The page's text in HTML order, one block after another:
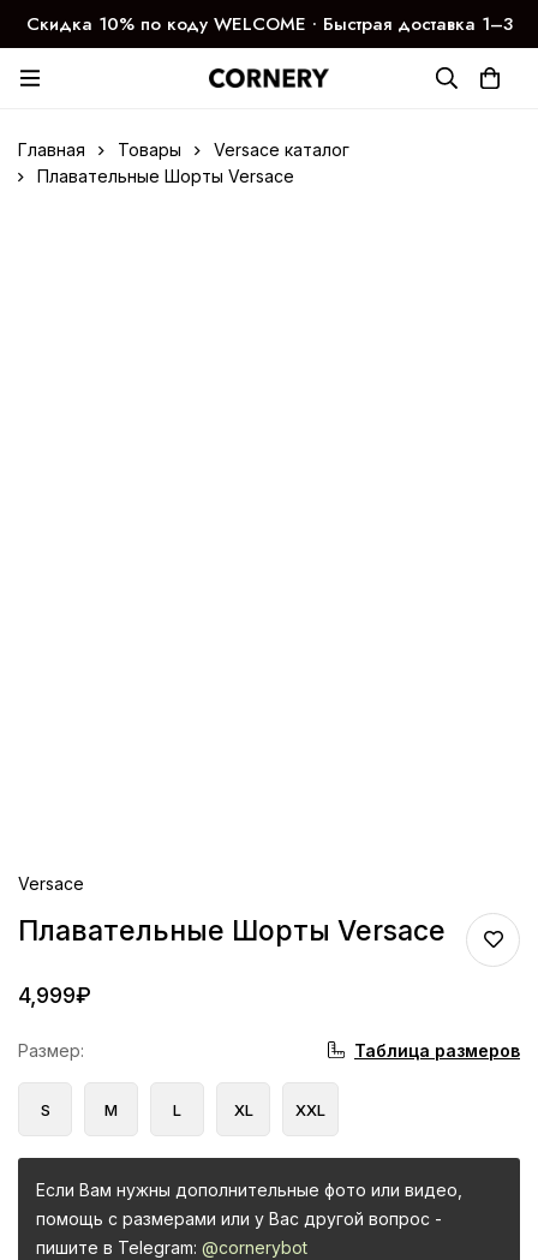
Скидка 10% по коду WELCOME ∙ Быстрая доставка 1–3
дня
Главная Товары
Versace каталог
Плавательные Шорты Versace
Versace
Плавательные Шорты Versace
4,999₽
Размер: Таблица размеров
S M L XL XXL
Если Вам нужны дополнительные фото или видео,
помощь с размерами или у Вас другой вопрос -
пишите в Telegram: @cornerybot